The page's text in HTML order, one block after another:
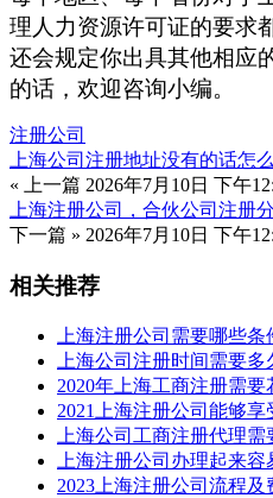
理人力资源许可证的要求
还会规定你出具其他相应
的话，欢迎咨询小编。
注册公司
上海公司注册地址没有的话怎
« 上一篇 2026年7月10日 下午
上海注册公司，合伙公司注册
下一篇 » 2026年7月10日 下午
相关推荐
上海注册公司需要哪些条
上海公司注册时间需要多
2020年上海工商注册需要
2021上海注册公司能够
上海公司工商注册代理需
上海注册公司办理起来容
2023上海注册公司流程及